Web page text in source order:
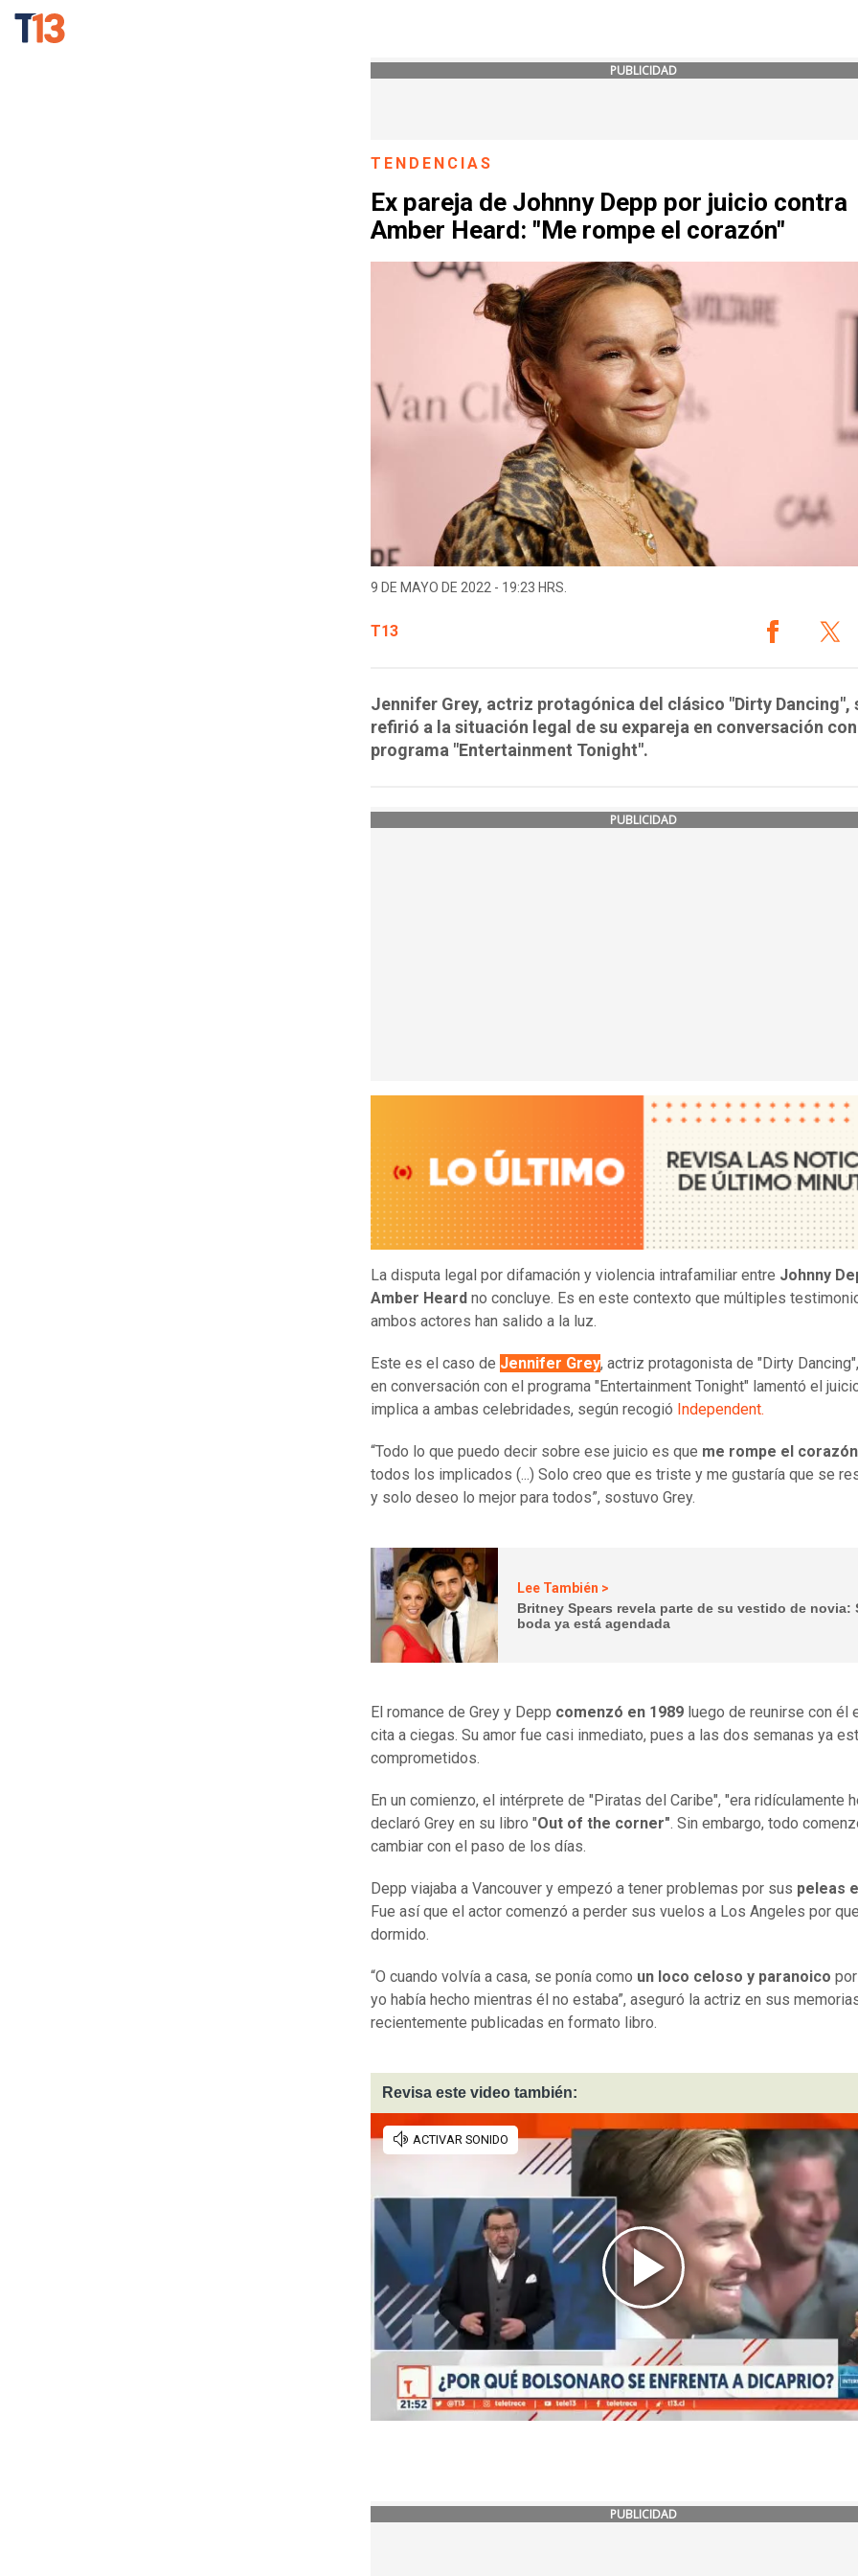
PUBLICIDAD
TENDENCIAS
Ex pareja de Johnny Depp por juicio contra
Amber Heard: "Me rompe el corazón"
9 DE MAYO DE 2022 - 19:23 HRS.
T13
Jennifer Grey, actriz protagónica del clásico "Dirty Dancing",
refirió a la situación legal de su expareja en conversación
programa "Entertainment Tonight".
PUBLICIDAD
La disputa legal por difamación y violencia intrafamiliar entre Johnny
Amber Heard no concluye. Es en este contexto que múltiples
ambos actores han salido a la luz.
Este es el caso de Jennifer Grey, actriz protagonista de "Dirty
en conversación con el programa "Entertainment Tonight" lamentó el
implica a ambas celebridades, según recogió Independent.
“Todo lo que puedo decir sobre ese juicio es que me rompe el corazón
todos los implicados (...) Solo creo que es triste y me gustaría que se
y solo deseo lo mejor para todos”, sostuvo Grey.
Lee También >
Britney Spears revela parte de su vestido de novia:
boda ya está agendada
El romance de Grey y Depp comenzó en 1989 luego de reunirse con él
cita a ciegas. Su amor fue casi inmediato, pues a las dos semanas ya
comprometidos.
En un comienzo, el intérprete de "Piratas del Caribe", "era ridículamente
declaró Grey en su libro "Out of the corner". Sin embargo, todo
cambiar con el paso de los días.
Depp viajaba a Vancouver y empezó a tener problemas por sus peleas
Fue así que el actor comenzó a perder sus vuelos a Los Angeles por
dormido.
“O cuando volvía a casa, se ponía como un loco celoso y paranoico
yo había hecho mientras él no estaba”, aseguró la actriz en sus
recientemente publicadas en formato libro.
Revisa este video también:
PUBLICIDAD